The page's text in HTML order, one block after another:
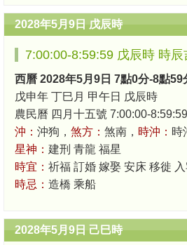
2028年5月9日 戊辰時
7:00:00-8:59:59 戊辰時 時辰
西曆 2028年5月9日 7點0分-8點59
戊申年 丁巳月 甲午日 戊辰時
農民曆 四月十五號 7:00:00-
沖： 沖狗， 煞方： 煞南， 時沖： 時
星神： 建刑 青龍 福星
時宜： 祈福 訂婚 嫁娶 安床 移徙
時忌： 造橋 乘船
2028年5月9日 己巳時